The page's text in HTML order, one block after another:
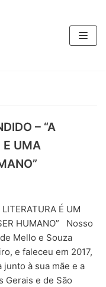
– “A
E UMA
É UM
HUMANO” Nosso
Mello e Souza
e faleceu em 2017,
junto à sua mãe e a
Gerais e de São